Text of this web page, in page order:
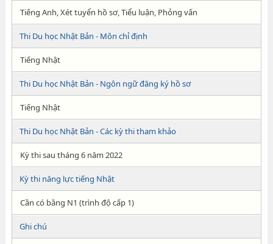
Tiếng Anh, Xét tuyển hồ sơ, Tiểu luận, Phỏng vấn
Thi Du học Nhật Bản - Môn chỉ định
Tiếng Nhật
Thi Du học Nhật Bản - Ngôn ngữ đăng ký hồ sơ
Tiếng Nhật
Thi Du học Nhật Bản - Các kỳ thi tham khảo
Kỳ thi sau tháng 6 năm 2022
Kỳ thi năng lực tiếng Nhật
Cần có bằng N1 (trình độ cấp 1)
Ghi chú